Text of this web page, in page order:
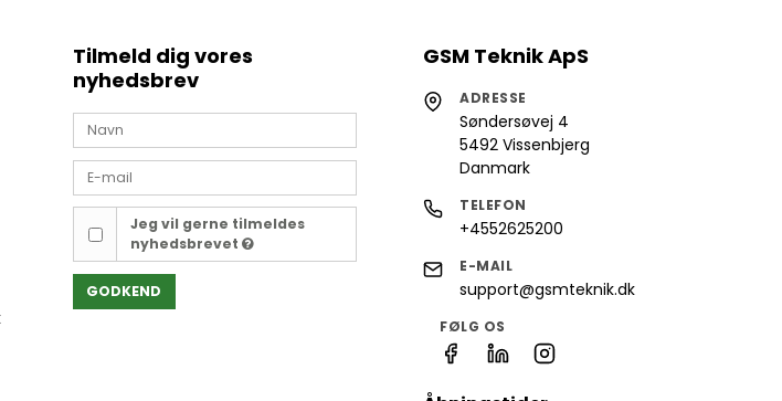
Tilmeld dig vores
nyhedsbrev
Jeg vil gerne tilmeldes
nyhedsbrevet
GODKEND
GSM Teknik ApS
ADRESSE
Søndersøvej 4
5492 Vissenbjerg
Danmark
TELEFON
+4552625200
E-MAIL
support@gsmteknik.dk
FØLG OS